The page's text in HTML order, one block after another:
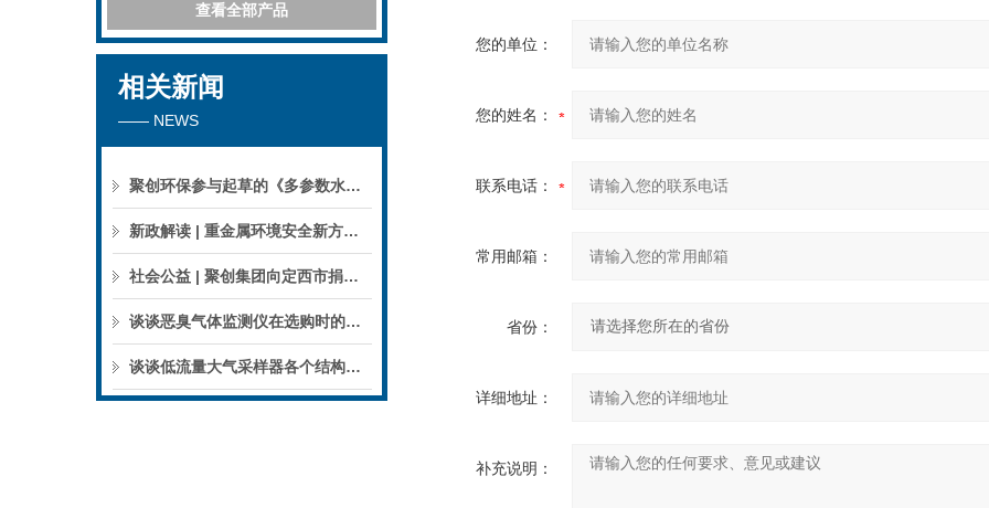
查看全部产品
相关新闻
—— NEWS
聚创环保参与起草的《多参数水质分析仪》团标正式公布，促进国产仪器创新升级
新政解读 | 重金属环境安全新方案来了，聚焦5省21市！
社会公益 | 聚创集团向定西市捐赠检验检测仪器设备
谈谈恶臭气体监测仪在选购时的建议和指南
谈谈低流量大气采样器各个结构的特点
您的单位：
您的姓名：
联系电话：
常用邮箱：
省份：
详细地址：
补充说明：